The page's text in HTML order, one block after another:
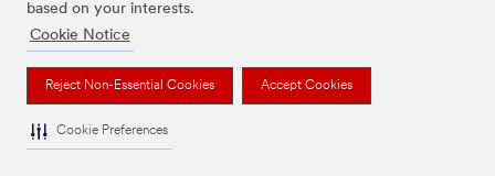
based on your interests.
Cookie Notice
Reject Non-Essential Cookies Accept Cookies
Cookie Preferences